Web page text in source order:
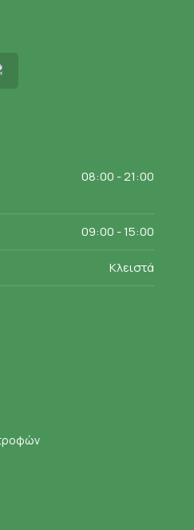
08:00 - 21:00
09:00 - 15:00
Κλειστά